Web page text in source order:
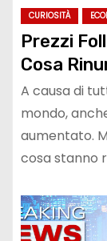
CURIOSITÀ
Prezzi
Cosa
A causa di
mondo,
aumentato.
cosa stanno